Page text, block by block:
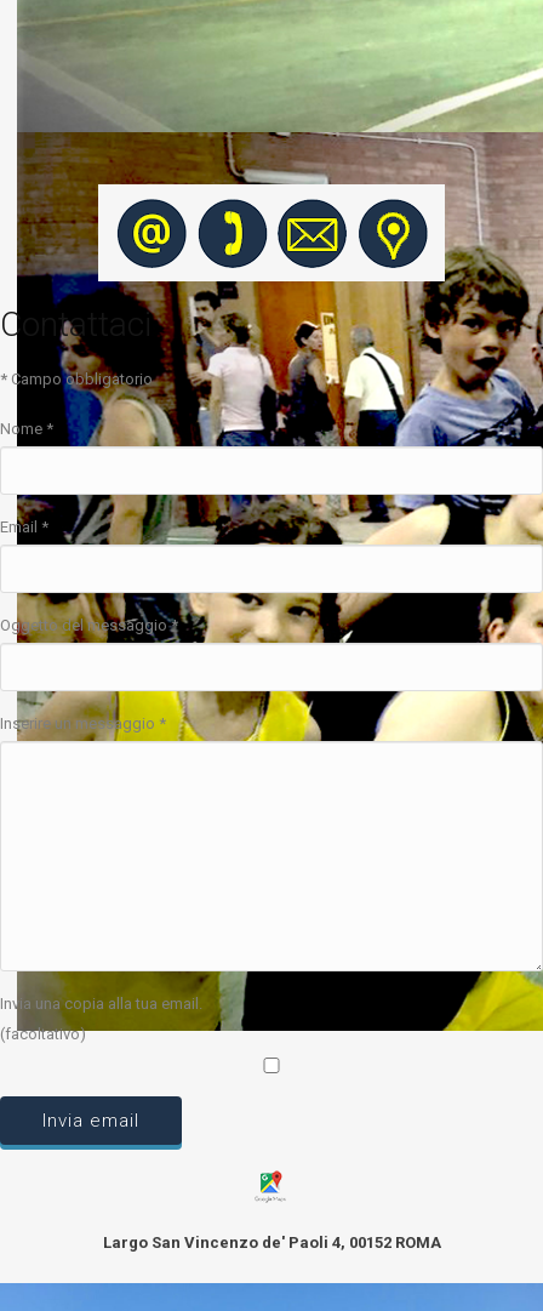
Contattaci
* Campo obbligatorio
Nome *
Email *
Oggetto del messaggio*
Inserire un messaggio *
Invia una copia alla tua email.
(facoltativo)
Invia email
Largo San Vincenzo de' Paoli 4, 00152 ROMA